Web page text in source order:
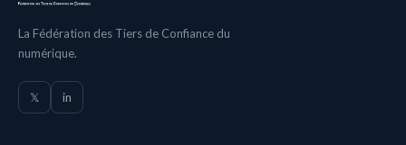
La Fédération des Tiers de Confiance du
numérique.
𝕏 in